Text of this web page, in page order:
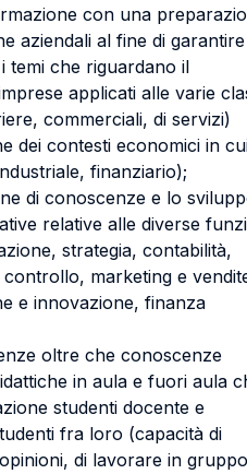
con una
aziendali al fine di garantire
temi che riguardano il
applicati alle varie
commerciali, di servizi)
dei contesti economici in
finanziario);
di conoscenze e lo
relative alle diverse
strategia, contabilità,
marketing e
e innovazione, finanza
oltre che conoscenze
in aula e fuori aula
studenti docente e
fra loro (capacità di
di lavorare in